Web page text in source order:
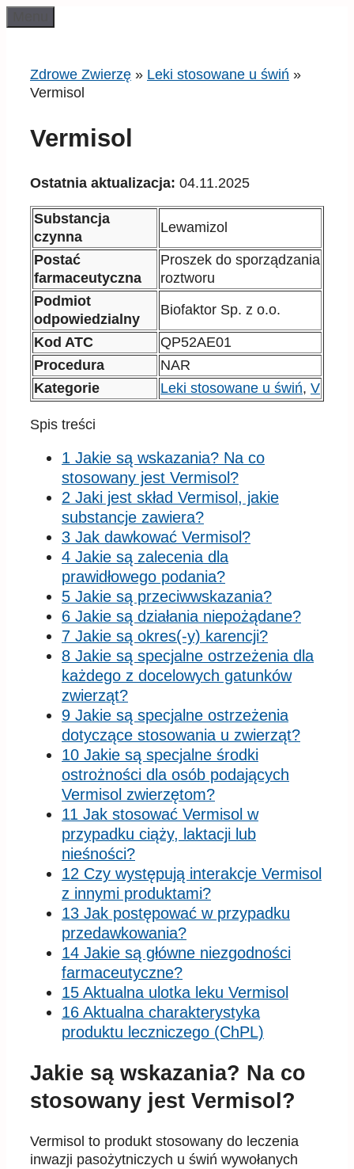
do
Zdrowe Zwierzę » Leki stosowane u świń »
Vermisol
Vermisol
Ostatnia aktualizacja: 04.11.2025
Substancja
czynna
Lewamizol
Postać
farmaceutyczna
Proszek do sporządzania
roztworu
Podmiot
odpowiedzialny
Biofaktor Sp. z o.o.
Kod ATC
QP52AE01
Procedura
NAR
Kategorie
Leki stosowane u świń, V
Spis treści
1 Jakie są wskazania? Na co
stosowany jest Vermisol?
2 Jaki jest skład Vermisol, jakie
substancje zawiera?
3 Jak dawkować Vermisol?
4 Jakie są zalecenia dla
prawidłowego podania?
5 Jakie są przeciwwskazania?
6 Jakie są działania niepożądane?
7 Jakie są okres(-y) karencji?
8 Jakie są specjalne ostrzeżenia dla
każdego z docelowych gatunków
zwierząt?
9 Jakie są specjalne ostrzeżenia
dotyczące stosowania u zwierząt?
10 Jakie są specjalne środki
ostrożności dla osób podających
Vermisol zwierzętom?
11 Jak stosować Vermisol w
przypadku ciąży, laktacji lub
nieśności?
12 Czy występują interakcje Vermisol
z innymi produktami?
13 Jak postępować w przypadku
przedawkowania?
14 Jakie są główne niezgodności
farmaceutyczne?
15 Aktualna ulotka leku Vermisol
16 Aktualna charakterystyka
produktu leczniczego (ChPL)
Jakie są wskazania? Na co
stosowany jest Vermisol?
Vermisol to produkt stosowany do leczenia
inwazji pasożytniczych u świń wywołanych